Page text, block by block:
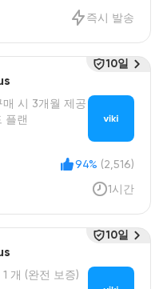
즉시 발송
매 시 3개월 제공
플랜
94% (2,516)
1시간
10일
개 (완전 보증)
10일